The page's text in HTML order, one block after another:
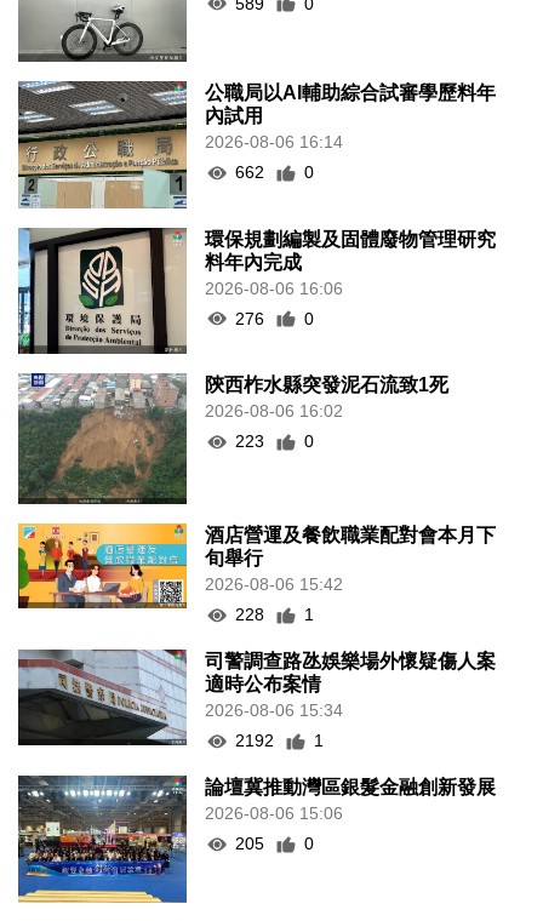
公職局以AI輔助綜合試審學歷料年
內試用
2026-08-06 16:14
662
0
環保規劃編製及固體廢物管理研究
料年內完成
2026-08-06 16:06
276
0
陝西柞水縣突發泥石流致1死
2026-08-06 16:02
223
0
酒店營運及餐飲職業配對會本月下
旬舉行
2026-08-06 15:42
228
1
司警調查路氹娛樂場外懷疑傷人案
適時公布案情
2026-08-06 15:34
2192
1
論壇冀推動灣區銀髮金融創新發展
2026-08-06 15:06
205
0